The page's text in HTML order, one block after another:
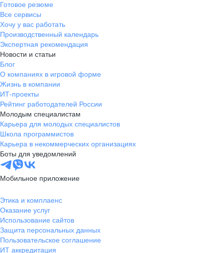
Готовое резюме
Все сервисы
Хочу у вас работать
Производственный календарь
Экспертная рекомендация
Новости и статьи
Блог
О компаниях в игровой форме
Жизнь в компании
ИТ-проекты
Рейтинг работодателей России
Молодым специалистам
Карьера для молодых специалистов
Школа программистов
Карьера в некоммерческих организациях
Боты для уведомлений
Мобильное приложение
Этика и комплаенс
Оказание услуг
Использование сайтов
Защита персональных данных
Пользовательское соглашение
ИТ аккредитация